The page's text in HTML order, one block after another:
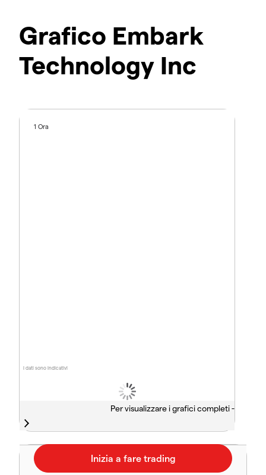
Grafico Embark
Technology Inc
I dati sono indicativi
1 Ora
Per visualizzare i grafici completi -